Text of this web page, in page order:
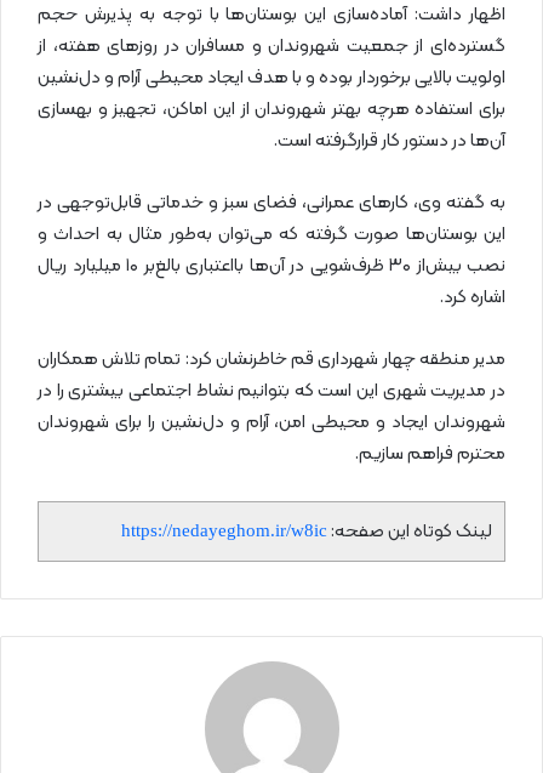
اظهار داشت: آماده‌سازی این بوستان‌ها با توجه به پذیرش حجم
گسترده‌ای از جمعیت شهروندان و مسافران در روزهای هفته، از
اولویت بالایی برخوردار بوده و با هدف ایجاد محیطی آرام و دل‌نشین
برای استفاده هرچه بهتر شهروندان از این اماکن، تجهیز و بهسازی
آن‌ها در دستور کار قرارگرفته است.
به گفته وی، کارهای عمرانی، فضای سبز و خدماتی قابل‌توجهی در
این بوستان‌ها صورت گرفته که می‌توان به‌طور مثال به احداث و
نصب بیش‌از ۳۰ ظرف‌شویی در آن‌ها بااعتباری بالغ‌بر ۱۰ میلیارد ریال
اشاره کرد.
مدیر منطقه چهار شهرداری قم خاطرنشان کرد: تمام تلاش همکاران
در مدیریت شهری این است که بتوانیم نشاط اجتماعی بیشتری را در
شهروندان ایجاد و محیطی امن، آرام و دل‌نشین را برای شهروندان
محترم فراهم سازیم.
لینک کوتاه این صفحه: https://nedayeghom.ir/w8ic